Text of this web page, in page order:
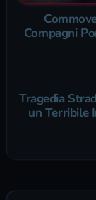
Compagni
Tragedia
un Terribile